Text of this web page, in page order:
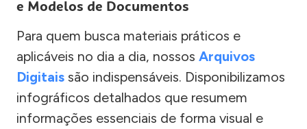
e Modelos de Documentos
Para quem busca materiais práticos e
aplicáveis no dia a dia, nossos Arquivos
Digitais são indispensáveis. Disponibilizamos
infográficos detalhados que resumem
informações essenciais de forma visual e